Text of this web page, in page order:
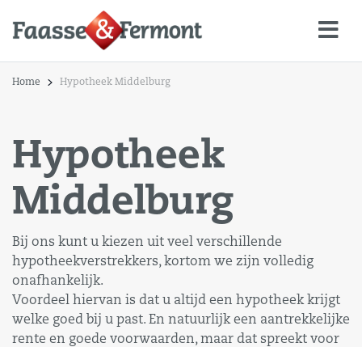
Home Hypotheek Middelburg
Hypotheek
Middelburg
Bij ons kunt u kiezen uit veel verschillende
hypotheekverstrekkers, kortom we zijn volledig
onafhankelijk.
Voordeel hiervan is dat u altijd een hypotheek krijgt
welke goed bij u past. En natuurlijk een aantrekkelijke
rente en goede voorwaarden, maar dat spreekt voor